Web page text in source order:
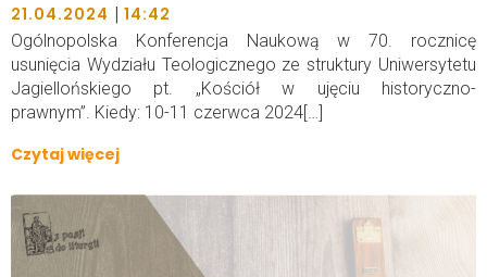
21.04.2024 | 14:42
Ogólnopolska Konferencja Naukową w 70. rocznicę
usunięcia Wydziału Teologicznego ze struktury Uniwersytetu
Jagiellońskiego pt. „Kościół w ujęciu historyczno-
prawnym”. Kiedy: 10-11 czerwca 2024[…]
Czytaj więcej